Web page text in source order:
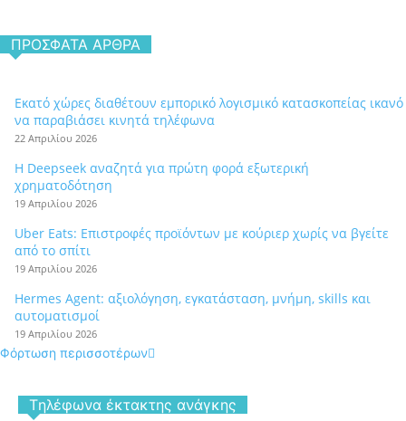
ΠΡΌΣΦΑΤΑ ΆΡΘΡΑ
Εκατό χώρες διαθέτουν εμπορικό λογισμικό κατασκοπείας ικανό
να παραβιάσει κινητά τηλέφωνα
22 Απριλίου 2026
Η Deepseek αναζητά για πρώτη φορά εξωτερική
χρηματοδότηση
19 Απριλίου 2026
Uber Eats: Επιστροφές προϊόντων με κούριερ χωρίς να βγείτε
από το σπίτι
19 Απριλίου 2026
Hermes Agent: αξιολόγηση, εγκατάσταση, μνήμη, skills και
αυτοματισμοί
19 Απριλίου 2026
Φόρτωση περισσοτέρων
Tηλέφωνα έκτακτης ανάγκης